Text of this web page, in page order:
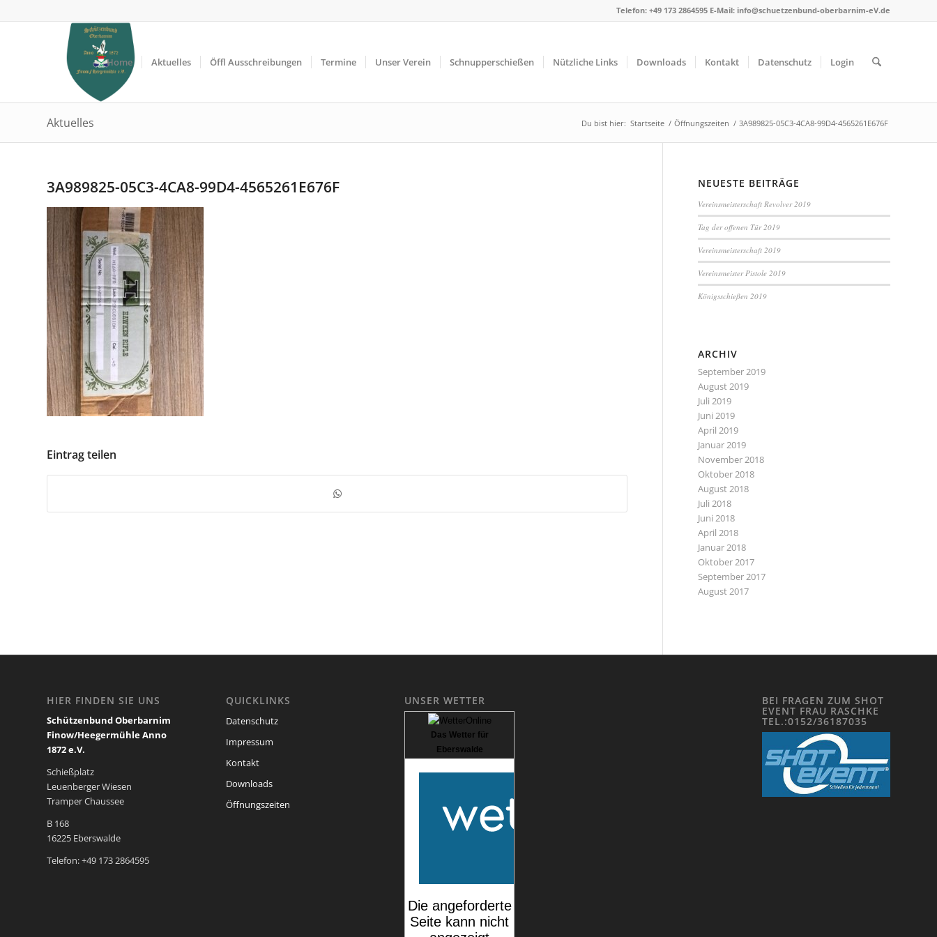
Telefon: +49 173 2864595 E-Mail: info@schuetzenbund-oberbarnim-eV.de
Home Aktuelles Öffl Ausschreibungen Termine Unser Verein Schnupperschießen Nützliche Links Downloads Kontakt Datenschutz Login
Aktuelles Du bist hier: Startseite / Öffnungszeiten / 3A989825-05C3-4CA8-99D4-4565261E676F
3A989825-05C3-4CA8-99D4-4565261E676F
Eintrag teilen
NEUESTE BEITRÄGE
Vereinsmeisterschaft Revolver 2019
Tag der offenen Tür 2019
Vereinsmeisterschaft 2019
Vereinsmeister Pistole 2019
Königsschießen 2019
ARCHIV
September 2019
August 2019
Juli 2019
Juni 2019
April 2019
Januar 2019
November 2018
Oktober 2018
August 2018
Juli 2018
Juni 2018
April 2018
Januar 2018
Oktober 2017
September 2017
August 2017
HIER FINDEN SIE UNS
Schützenbund Oberbarnim
Finow/Heegermühle Anno
1872 e.V.
Schießplatz
Leuenberger Wiesen
Tramper Chaussee
B 168
16225 Eberswalde
Telefon: +49 173 2864595
QUICKLINKS
Datenschutz
Impressum
Kontakt
Downloads
Öffnungszeiten
UNSER WETTER
Das Wetter für
Eberswalde
BEI FRAGEN ZUM SHOT
EVENT FRAU RASCHKE
TEL.:0152/36187035